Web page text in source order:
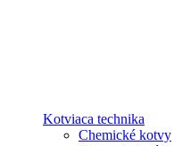
Kotviaca technika
Chemické kotvy